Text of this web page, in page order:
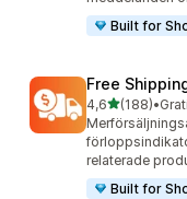
Built for
Free
4,6av 5 stjärnor
(188)
188 recensioner
•
relaterade
Built for